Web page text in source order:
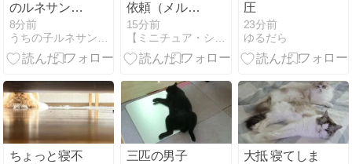
のルネサンス
肖像画リップ
ケースができ
ました！
8分前
依頼（メルカ
リ）
15分前
圧
23分前
ゆるだら
ちょっと寝不
三匹の男子
大抵 寝てしま